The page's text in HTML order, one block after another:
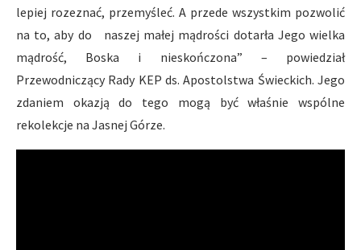
lepiej rozeznać, przemyśleć. A przede wszystkim pozwolić
na to, aby do naszej małej mądrości dotarła Jego wielka
mądrość, Boska i nieskończona” – powiedział
Przewodniczący Rady KEP ds. Apostolstwa Świeckich. Jego
zdaniem okazją do tego mogą być właśnie wspólne
rekolekcje na Jasnej Górze.